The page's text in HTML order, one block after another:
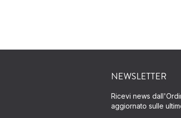
NEWSLETTER
Ricevi news
aggiornato sulle